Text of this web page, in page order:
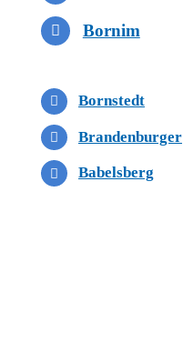
Bornim
Bornstedt
Brandenburger
Babelsberg